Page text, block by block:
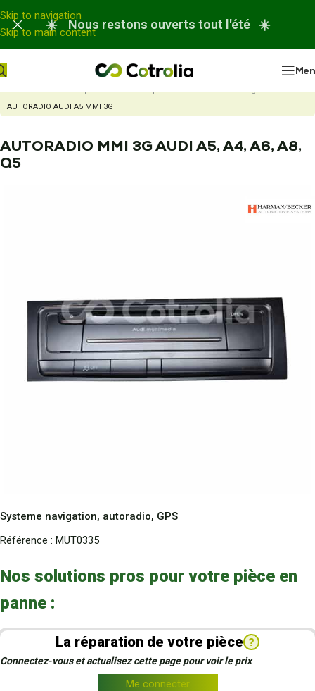
Panneau de gestion des cookies
Skip to navigation
Skip to main content
☀️ Nous restons ouverts tout l'été ☀️
Accueil Nos réparations
Réparation autoradio ou chargeur CD
AUTORADIO AUDI A5 MMI 3G
AUTORADIO MMI 3G AUDI A5, A4, A6, A8,
Q5
Systeme navigation, autoradio, GPS
Référence : MUT0335
Nos solutions pros pour votre pièce en
panne :
La réparation de votre pièce ?
Connectez-vous et actualisez cette page pour voir le prix
Me connecter